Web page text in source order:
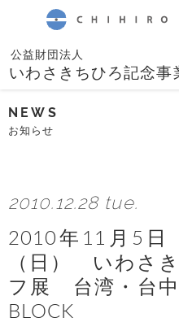
公益財団法人
いわさきちひろ記念事
NEWS
お知らせ
2010.12.28 tue.
2010年11月5日
（日） いわさ
フ展 台湾・台
BLOCK